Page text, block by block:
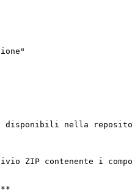
nella
ZIP contenente i